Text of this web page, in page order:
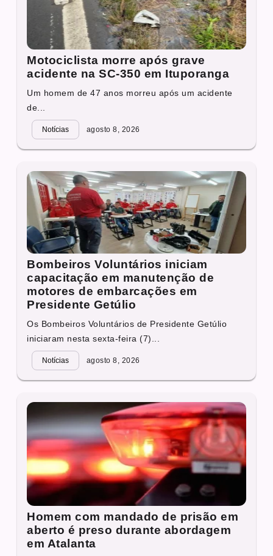
Motociclista morre após grave
acidente na SC-350 em Ituporanga
Um homem de 47 anos morreu após um acidente
de...
Notícias agosto 8, 2026
Bombeiros Voluntários iniciam
capacitação em manutenção de
motores de embarcações em
Presidente Getúlio
Os Bombeiros Voluntários de Presidente Getúlio
iniciaram nesta sexta-feira (7)...
Notícias agosto 8, 2026
Homem com mandado de prisão em
aberto é preso durante abordagem
em Atalanta